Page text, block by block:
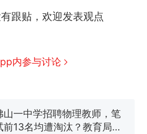
跟贴，欢迎发表观点
内参与讨论
生
搬家报价570元，搬到楼下
会回应
山一中学招聘物理教师，笔
前13名均遭淘汰？教育局：